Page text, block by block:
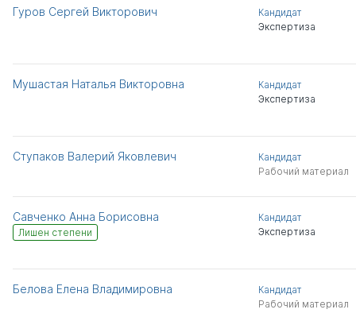
Гуров Сергей Викторович
Кандидат
Экспертиза
Мушастая Наталья Викторовна
Кандидат
Экспертиза
Ступаков Валерий Яковлевич
Кандидат
Рабочий материал
Савченко Анна Борисовна
Лишен степени
Кандидат
Экспертиза
Белова Елена Владимировна
Кандидат
Рабочий материал